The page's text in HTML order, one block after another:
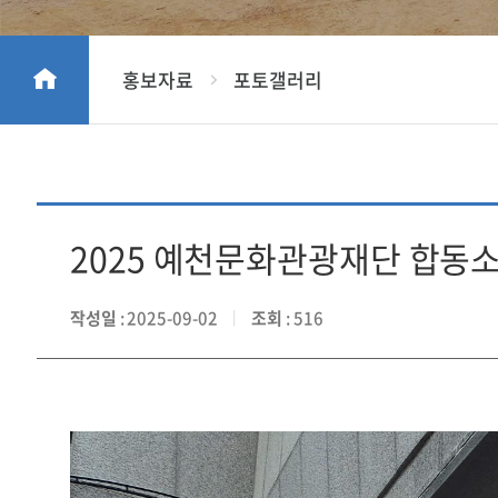
홍보자료 포토갤러리
2025 예천문화관광재단 합동
작성일 : 2025-09-02 조회 : 516